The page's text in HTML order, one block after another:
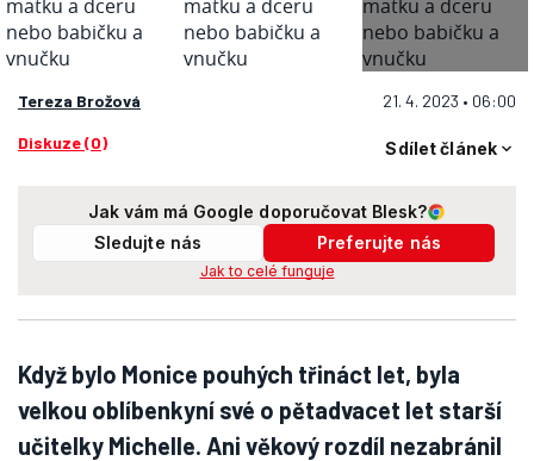
Tereza Brožová 21. 4. 2023 • 06:00
Diskuze (0) Sdílet článek
Jak vám má Google doporučovat Blesk?
Sledujte nás
Preferujte nás
Jak to celé funguje
Když bylo Monice pouhých třináct let, byla
velkou oblíbenkyní své o pětadvacet let starší
učitelky Michelle. Ani věkový rozdíl nezabránil